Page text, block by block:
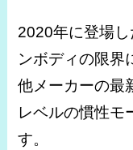
2020年に登場
ンボディの限界
他メーカーの最
レベルの慣性モ
す。